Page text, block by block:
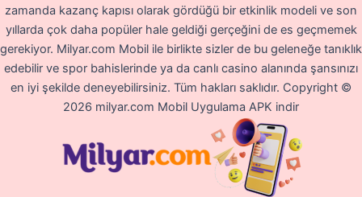
zamanda kazanç kapısı olarak gördüğü bir etkinlik modeli ve son
yıllarda çok daha popüler hale geldiği gerçeğini de es geçmemek
gerekiyor. Milyar.com Mobil ile birlikte sizler de bu geleneğe tanıklık
edebilir ve spor bahislerinde ya da canlı casino alanında şansınızı
en iyi şekilde deneyebilirsiniz. Tüm hakları saklıdır. Copyright ©
2026 milyar.com Mobil Uygulama APK indir